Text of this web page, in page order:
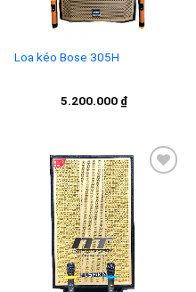
Loa kéo Bose 305H
5.200.000 ₫